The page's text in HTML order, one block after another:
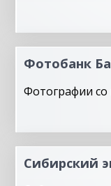
Фотобанк
Фотографии со
Сибирский